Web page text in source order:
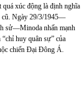
xúc động là định nghĩa
cũ. Ngày 29/3/1945—
sử—Minoda nhấn mạnh
huy quân sự” của
chiến Đại Đông Á.